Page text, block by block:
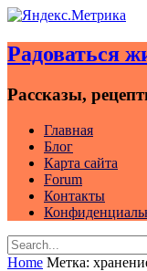
to
content
Радоваться
Рассказы,
Главная
Блог
Карта сайта
Forum
Контакты
Search
for:
Home Метка: